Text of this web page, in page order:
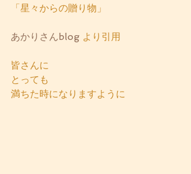
「星々からの贈り物」
あかりさんblog より引用
皆さんに
とっても
満ちた時になりますように